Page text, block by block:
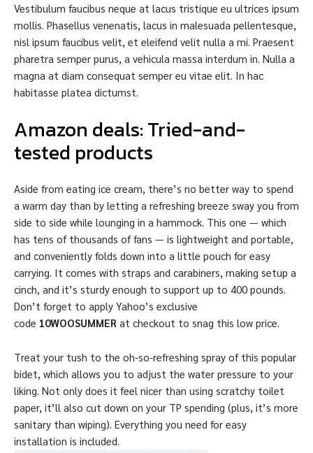
Vestibulum faucibus neque at lacus tristique eu ultrices ipsum
mollis. Phasellus venenatis, lacus in malesuada pellentesque,
nisl ipsum faucibus velit, et eleifend velit nulla a mi. Praesent
pharetra semper purus, a vehicula massa interdum in. Nulla a
magna at diam consequat semper eu vitae elit. In hac
habitasse platea dictumst.
Amazon deals: Tried-and-
tested products
Aside from eating ice cream, there’s no better way to spend
a warm day than by letting a refreshing breeze sway you from
side to side while lounging in a hammock. This one — which
has tens of thousands of fans — is lightweight and portable,
and conveniently folds down into a little pouch for easy
carrying. It comes with straps and carabiners, making setup a
cinch, and it’s sturdy enough to support up to 400 pounds.
Don’t forget to apply Yahoo’s exclusive
code 10WOOSUMMER at checkout to snag this low price.
Treat your tush to the oh-so-refreshing spray of this popular
bidet, which allows you to adjust the water pressure to your
liking. Not only does it feel nicer than using scratchy toilet
paper, it’ll also cut down on your TP spending (plus, it’s more
sanitary than wiping). Everything you need for easy
installation is included.